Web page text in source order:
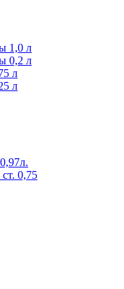
1,0 л
0,2 л
л
л
0,75